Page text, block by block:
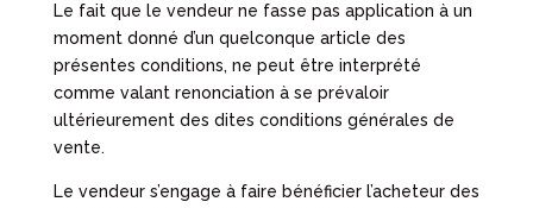
Le fait que le vendeur ne fasse pas application à un
moment donné d’un quelconque article des
présentes conditions, ne peut être interprété
comme valant renonciation à se prévaloir
ultérieurement des dites conditions générales de
vente.
Le vendeur s’engage à faire bénéficier l’acheteur des